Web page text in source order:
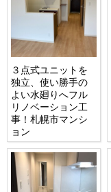
３点式ユニットを
独立、使い勝手の
よい水廻りへフル
リノベーション工
事！札幌市マンシ
ョン